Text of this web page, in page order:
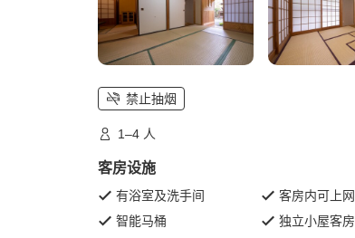
禁止抽烟
1–4 人
客房设施
有浴室及洗手间
客房内可上网
智能马桶
独立小屋客房